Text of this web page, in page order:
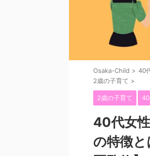
Osaka-Child > 40
2歳の子育て >
2歳の子育て
40代女
の特徴